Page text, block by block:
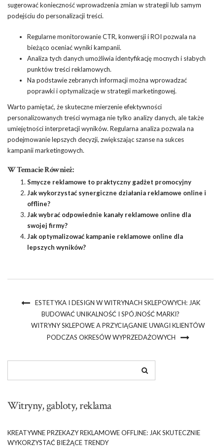
sugerować konieczność wprowadzenia zmian w strategii lub samym
podejściu do personalizacji treści.
Regularne monitorowanie CTR, konwersji i ROI pozwala na
bieżąco oceniać wyniki kampanii.
Analiza tych danych umożliwia identyfikację mocnych i słabych
punktów treści reklamowych.
Na podstawie zebranych informacji można wprowadzać
poprawki i optymalizacje w strategii marketingowej.
Warto pamiętać, że skuteczne mierzenie efektywności
personalizowanych treści wymaga nie tylko analizy danych, ale także
umiejętności interpretacji wyników. Regularna analiza pozwala na
podejmowanie lepszych decyzji, zwiększając szanse na sukces
kampanii marketingowych.
W Temacie Również:
Smycze reklamowe to praktyczny gadżet promocyjny
Jak wykorzystać synergiczne działania reklamowe online i
offline?
Jak wybrać odpowiednie kanały reklamowe online dla
swojej firmy?
Jak optymalizować kampanie reklamowe online dla
lepszych wyników?
ESTETYKA I DESIGN W WITRYNACH SKLEPOWYCH: JAK
BUDOWAĆ UNIKALNOŚĆ I SPÓJNOŚĆ MARKI?
WITRYNY SKLEPOWE A PRZYCIĄGANIE UWAGI KLIENTÓW
PODCZAS OKRESÓW WYPRZEDAŻOWYCH
Witryny, gabloty, reklama
KREATYWNE PRZEKAZY REKLAMOWE OFFLINE: JAK SKUTECZNIE
WYKORZYSTAĆ BIEŻĄCE TRENDY